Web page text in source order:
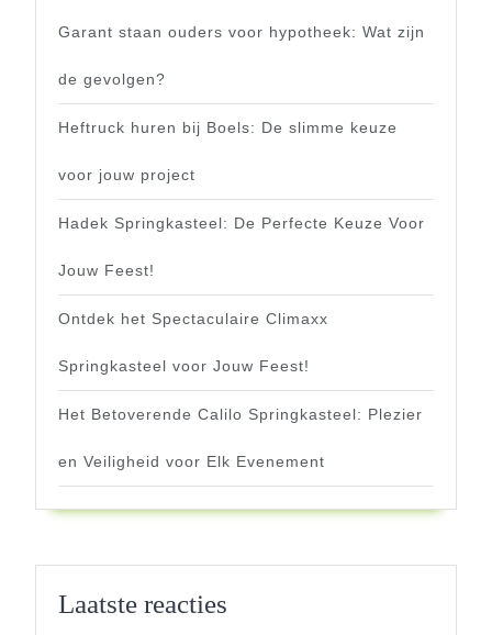
Garant staan ouders voor hypotheek: Wat zijn
de gevolgen?
Heftruck huren bij Boels: De slimme keuze
voor jouw project
Hadek Springkasteel: De Perfecte Keuze Voor
Jouw Feest!
Ontdek het Spectaculaire Climaxx
Springkasteel voor Jouw Feest!
Het Betoverende Calilo Springkasteel: Plezier
en Veiligheid voor Elk Evenement
Laatste reacties